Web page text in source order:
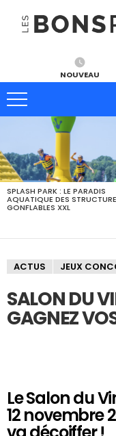
NOUVEAU
SPLASH PARK : LE PARADIS
AQUATIQUE DES
GONFLABLES XXL
ACTUS JEUX
SALON DU
GAGNEZ
Le Salon du
12 novembre